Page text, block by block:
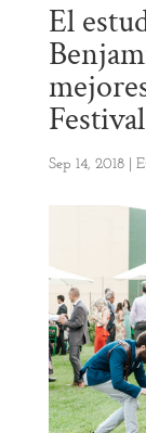
El
Festival
Sep 14, 2018|